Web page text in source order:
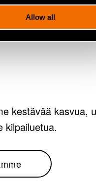
Allow all
kestävää kasvua,
kilpailuetua.